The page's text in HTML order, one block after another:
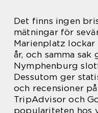
Det finns ingen
mätningar för
Marienplatz
år, och samma
Nymphenburg
Dessutom ger
och recensioner
TripAdvisor och
populariteten hos